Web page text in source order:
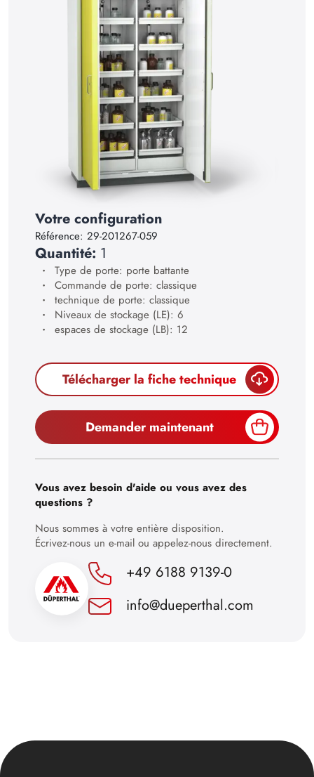
22
23
28
29
30
Votre configuration
Référence: 29-201267-059
Quantité: 1
Type de porte: porte battante
Commande de porte: classique
technique de porte: classique
Niveaux de stockage (LE): 6
espaces de stockage (LB): 12
Télécharger la fiche technique
Demander maintenant
Vous avez besoin d'aide ou vous avez des
questions ?
Nous sommes à votre entière disposition.
Écrivez-nous un e-mail ou appelez-nous directement.
+49 6188 9139-0
info@dueperthal.com